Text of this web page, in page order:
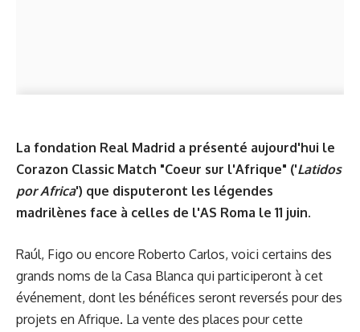
La fondation Real Madrid a présenté aujourd'hui le
Corazon Classic Match "Coeur sur l'Afrique" ('Latidos
por Africa') que disputeront les légendes
madrilènes face à celles de l'AS Roma le 11 juin.
Raúl, Figo ou encore Roberto Carlos, voici certains des
grands noms de la Casa Blanca qui participeront à cet
événement, dont les bénéfices seront reversés pour des
projets en Afrique. La vente des places pour cette